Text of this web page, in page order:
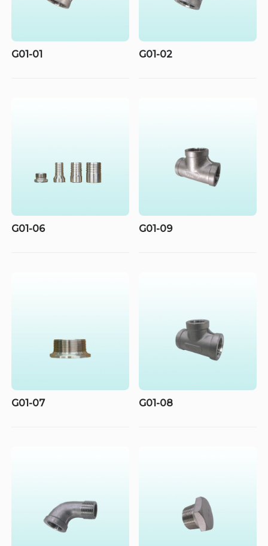
G01-01 G01-02
G01-06 G01-09
G01-07 G01-08